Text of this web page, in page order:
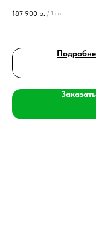
производительностью 0,6
187 900 р. / 1 шт
Заказать